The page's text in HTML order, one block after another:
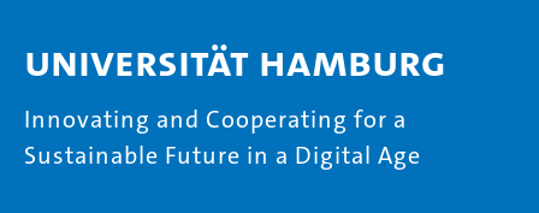
Universität Hamburg
Innovating and Cooperating for a
Sustainable Future in a Digital Age